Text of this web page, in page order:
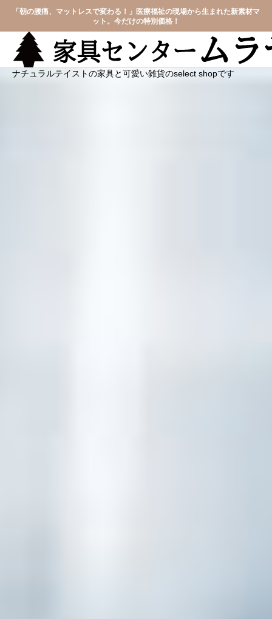
「朝の腰痛、マットレスで変わる！」医療福祉の現場から生まれた新素材マ
ット。今だけの特別価格！
ナチュラルテイストの家具と可愛い雑貨のselect shopです